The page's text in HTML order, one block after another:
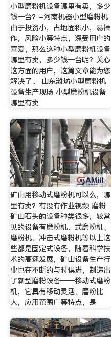
小型磨粉机设备哪里有卖，多少
钱一台？-河南机器小型磨粉机
由于投资小，占地面积小，易操
作，风险小等特点，深受用户的
喜爱，那么这种小型磨粉机设备
哪里有卖，多少钱一台呢？关心
这方面的用户，这篇文章能为您
解决了。 山东潍坊小型磨粉机
设备生产现场 小型磨粉机设备
哪里有卖
矿山用移动式磨粉机可以么，哪
里有卖？有没有作业视频 磨粉
矿山石头的设备种类很多，较常
见的设备有磨粉机、式磨粉机、
磨粉机、冲击式磨粉机等以上这
些都是固定式设备，随着科学技
术的高速发展，矿山设备生产行
业也在不断的与时俱进，制造出
了新型磨粉设备——移动式磨粉
机，它具有移动灵活、磨粉比
大，应用范围广等特点，是